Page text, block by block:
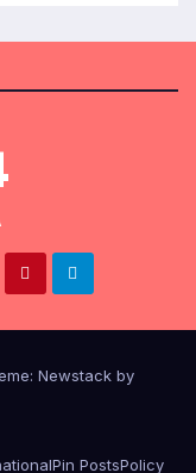
Newstackby
Pin PostsPolicy